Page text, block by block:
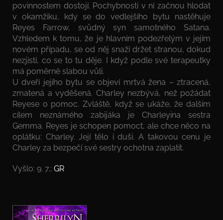
povinnostem dostojí. Pochybnosti v ní začnou hlodat
v okamžiku, kdy se do vedlejšího bytu nastěhuje
Reyes Farrow, svůdný syn samotného Satana.
Vzhledem k tomu, že je hlavním podezřelým v jejím
novém případu, se od něj snaží držet stranou, dokud
nezjistí, co se to tu děje. I když podle své terapeutky
má poměrně slabou vůli.
U dveří jejího bytu se objeví mrtvá žena – ztracená,
zmatená a vyděšená. Charley nezbývá, než požádat
Reyese o pomoc. Zvláště, když se ukáže, že dalším
cílem neznámého zabijáka je Charleyina sestra
Gemma. Reyes je schopen pomoct, ale chce něco na
oplátku: Charley. Její tělo i duši. A takovou cenu je
Charley za bezpečí své sestry ochotna zaplatit.
Vyšlo: 9. 7.; GR